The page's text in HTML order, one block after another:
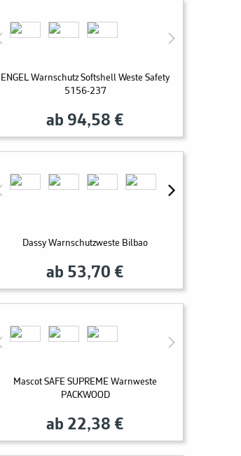
ENGEL Warnschutz Softshell Weste Safety
5156-237
ab 94,58 €
Dassy Warnschutzweste Bilbao
ab 53,70 €
Mascot SAFE SUPREME Warnweste
PACKWOOD
ab 22,38 €